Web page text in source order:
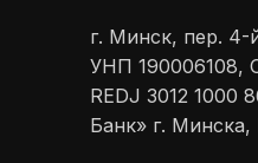
г. Минск, пер. 4-
УНП 190006108,
REDJ 3012 1000
Банк» г.